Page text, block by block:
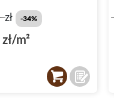
zł -34%
m²